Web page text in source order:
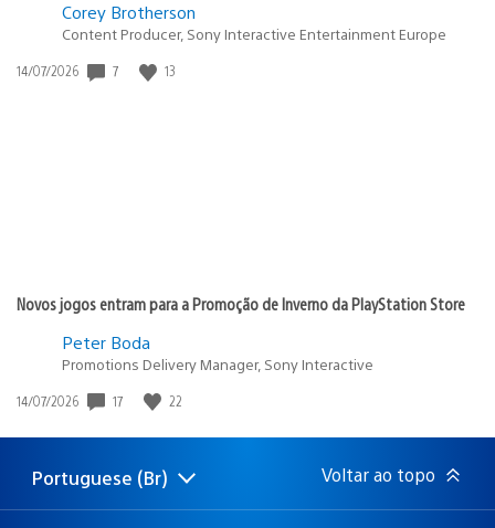
Corey Brotherson
Content Producer, Sony Interactive Entertainment Europe
Data
14/07/2026 7 13
Novos jogos entram para a Promoção de Inverno da PlayStation Store
Peter Boda
Promotions Delivery Manager, Sony Interactive
Data
publicação:
14/07/2026 17 22
Selecione
uma
Região
atual:
Portuguese (Br) Voltar ao topo